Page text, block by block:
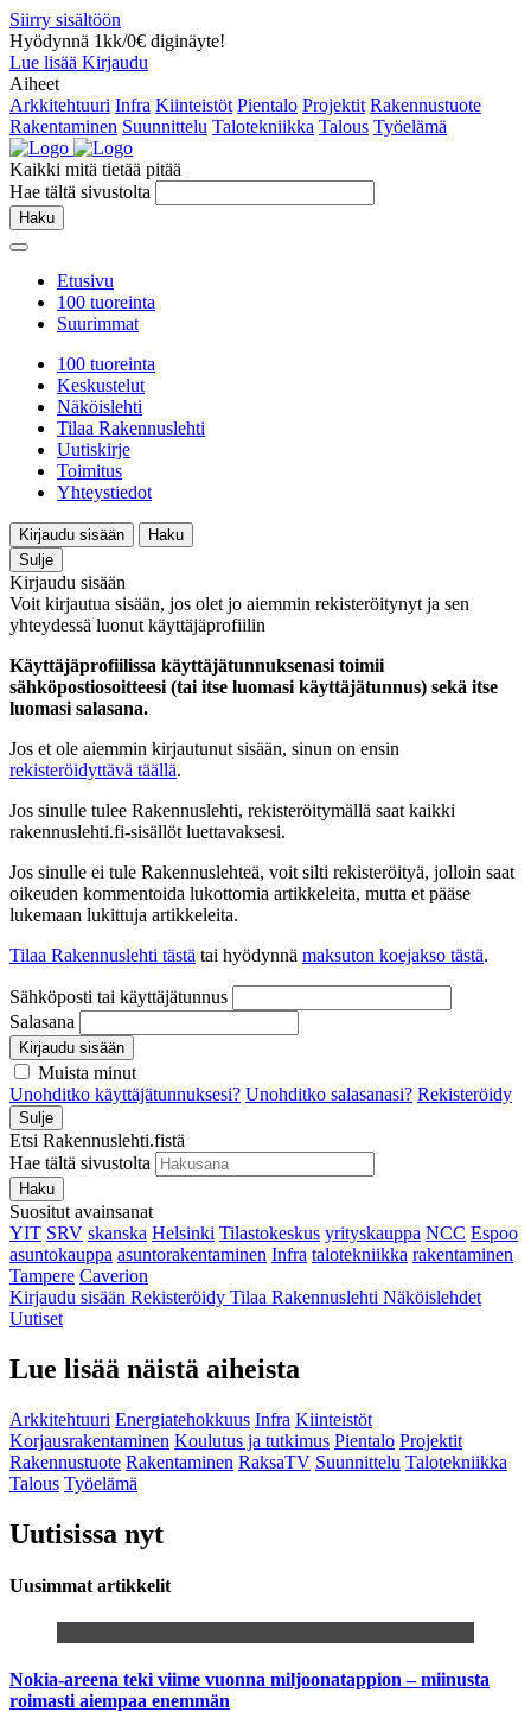
Siirry sisältöön
Hyödynnä 1kk/0€ diginäyte!
Lue lisää Kirjaudu
Aiheet
Arkkitehtuuri Infra Kiinteistöt Pientalo Projektit Rakennustuote
Rakentaminen Suunnittelu Talotekniikka Talous Työelämä
Kaikki mitä tietää pitää
Hae tältä sivustolta
Haku
Etusivu
100 tuoreinta
Suurimmat
100 tuoreinta
Keskustelut
Näköislehti
Tilaa Rakennuslehti
Uutiskirje
Toimitus
Yhteystiedot
Kirjaudu sisään
Haku
Sulje
Kirjaudu sisään
Voit kirjautua sisään, jos olet jo aiemmin rekisteröitynyt ja sen
yhteydessä luonut käyttäjäprofiilin
Käyttäjäprofiilissa käyttäjätunnuksenasi toimii
sähköpostiosoitteesi (tai itse luomasi käyttäjätunnus) sekä itse
luomasi salasana.
Jos et ole aiemmin kirjautunut sisään, sinun on ensin
rekisteröidyttävä täällä.
Jos sinulle tulee Rakennuslehti, rekisteröitymällä saat kaikki
rakennuslehti.fi-sisällöt luettavaksesi.
Jos sinulle ei tule Rakennuslehteä, voit silti rekisteröityä, jolloin saat
oikeuden kommentoida lukottomia artikkeleita, mutta et pääse
lukemaan lukittuja artikkeleita.
Tilaa Rakennuslehti tästä tai hyödynnä maksuton koejakso tästä.
Sähköposti tai käyttäjätunnus
Salasana
Kirjaudu sisään
Muista minut
Unohditko käyttäjätunnuksesi? Unohditko salasanasi? Rekisteröidy
Sulje
Etsi Rakennuslehti.fistä
Hae tältä sivustolta
Haku
Suositut avainsanat
YIT SRV skanska Helsinki Tilastokeskus yrityskauppa NCC Espoo
asuntokauppa asuntorakentaminen Infra talotekniikka rakentaminen
Tampere Caverion
Kirjaudu sisään Rekisteröidy Tilaa Rakennuslehti Näköislehdet
Uutiset
Lue lisää näistä aiheista
Arkkitehtuuri Energiatehokkuus Infra Kiinteistöt
Korjausrakentaminen Koulutus ja tutkimus Pientalo Projektit
Rakennustuote Rakentaminen RaksaTV Suunnittelu Talotekniikka
Talous Työelämä
Uutisissa nyt
Uusimmat artikkelit
Nokia-areena teki viime vuonna miljoonatappion – miinusta
roimasti aiempaa enemmän